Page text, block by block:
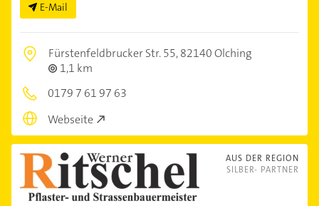
E-Mail
Fürstenfeldbrucker Str. 55,82140 Olching
1,1 km
0179 7 61 97 63
Webseite
AUS DER REGION
SILBER- PARTNER